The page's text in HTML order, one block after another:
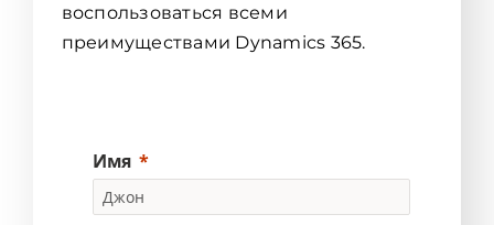
воспользоваться всеми
преимуществами Dynamics 365.
Имя